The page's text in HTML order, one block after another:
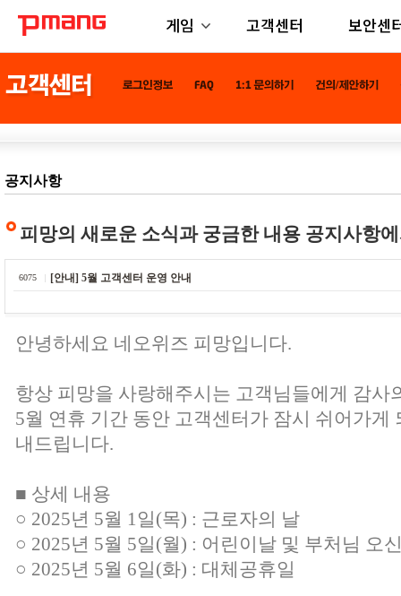
게임 고객센터 보안센
공지사항
피망의 새로운 소식과 궁금한 내용 공지사항
6075 [안내] 5월 고객센터 운영 안내
안녕하세요 네오위즈 피망입니다.
항상 피망을 사랑해주시는 고객님들에게 감사
5월 연휴 기간 동안 고객센터가 잠시 쉬어가게
내드립니다.
■ 상세 내용
○ 2025년 5월 1일(목) : 근로자의 날
○ 2025년 5월 5일(월) : 어린이날 및 부처님 오
○ 2025년 5월 6일(화) : 대체공휴일